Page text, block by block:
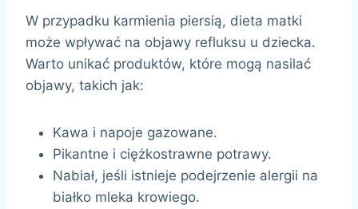
W przypadku karmienia piersią, dieta matki
może wpływać na objawy refluksu u dziecka.
Warto unikać produktów, które mogą nasilać
objawy, takich jak:
Kawa i napoje gazowane.
Pikantne i ciężkostrawne potrawy.
Nabiał, jeśli istnieje podejrzenie alergii na
białko mleka krowiego.